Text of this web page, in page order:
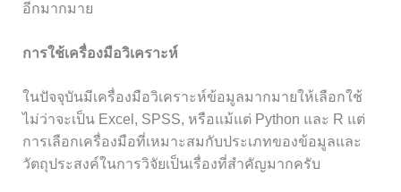
อีกมากมาย
การใช้เครื่องมือวิเคราะห์
ในปัจจุบันมีเครื่องมือวิเคราะห์ข้อมูลมากมายให้เลือกใช้
ไม่ว่าจะเป็น Excel, SPSS, หรือแม้แต่ Python และ R แต่
การเลือกเครื่องมือที่เหมาะสมกับประเภทของข้อมูลและ
วัตถุประสงค์ในการวิจัยเป็นเรื่องที่สำคัญมากครับ